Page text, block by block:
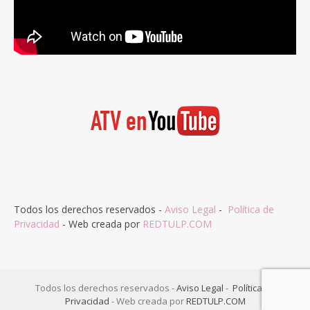
Todos los derechos reservados - Aviso Legal - Política de
Privacidad - Web creada por REDTULP.COM
Todos los derechos reservados -Aviso Legal - Política de
Privacidad - Web creada porREDTULP.COM